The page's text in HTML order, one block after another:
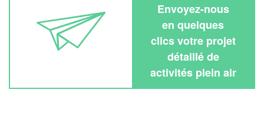
Envoyez-nous
en quelques
clics votre projet
détaillé de
activités plein air